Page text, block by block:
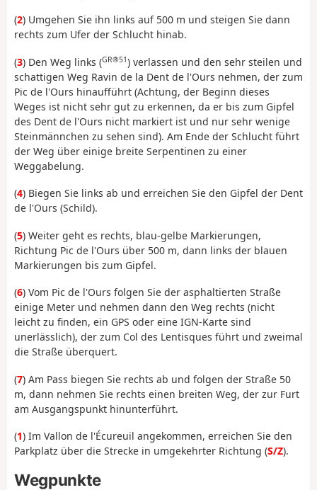
(2) Umgehen Sie ihn links auf 500 m und steigen Sie dann
rechts zum Ufer der Schlucht hinab.
(3) Den Weg links (GR®51) verlassen und den sehr steilen und
schattigen Weg Ravin de la Dent de l'Ours nehmen, der zum
Pic de l'Ours hinaufführt (Achtung, der Beginn dieses
Weges ist nicht sehr gut zu erkennen, da er bis zum Gipfel
des Dent de l'Ours nicht markiert ist und nur sehr wenige
Steinmännchen zu sehen sind). Am Ende der Schlucht führt
der Weg über einige breite Serpentinen zu einer
Weggabelung.
(4) Biegen Sie links ab und erreichen Sie den Gipfel der Dent
de l'Ours (Schild).
(5) Weiter geht es rechts, blau-gelbe Markierungen,
Richtung Pic de l'Ours über 500 m, dann links der blauen
Markierungen bis zum Gipfel.
(6) Vom Pic de l'Ours folgen Sie der asphaltierten Straße
einige Meter und nehmen dann den Weg rechts (nicht
leicht zu finden, ein GPS oder eine IGN-Karte sind
unerlässlich), der zum Col des Lentisques führt und zweimal
die Straße überquert.
(7) Am Pass biegen Sie rechts ab und folgen der Straße 50
m, dann nehmen Sie rechts einen breiten Weg, der zur Furt
am Ausgangspunkt hinunterführt.
(1) Im Vallon de l'Écureuil angekommen, erreichen Sie den
Parkplatz über die Strecke in umgekehrter Richtung (S/Z).
Wegpunkte